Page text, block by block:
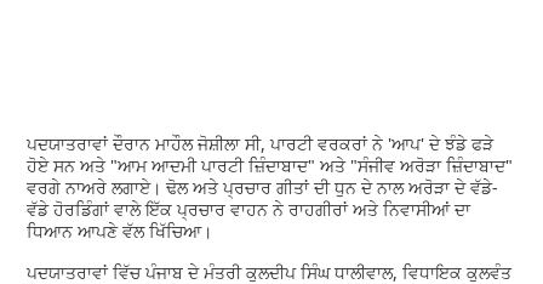
ਪਦਯਾਤਰਾਵਾਂ ਦੌਰਾਨ ਮਾਹੌਲ ਜੋਸ਼ੀਲਾ ਸੀ, ਪਾਰਟੀ ਵਰਕਰਾਂ ਨੇ 'ਆਪ' ਦੇ ਝੰਡੇ ਫੜੇ
ਹੋਏ ਸਨ ਅਤੇ "ਆਮ ਆਦਮੀ ਪਾਰਟੀ ਜ਼ਿੰਦਾਬਾਦ" ਅਤੇ "ਸੰਜੀਵ ਅਰੋੜਾ ਜ਼ਿੰਦਾਬਾਦ"
ਵਰਗੇ ਨਾਅਰੇ ਲਗਾਏ। ਢੋਲ ਅਤੇ ਪ੍ਰਚਾਰ ਗੀਤਾਂ ਦੀ ਧੁਨ ਦੇ ਨਾਲ ਅਰੋੜਾ ਦੇ ਵੱਡੇ-
ਵੱਡੇ ਹੋਰਡਿੰਗਾਂ ਵਾਲੇ ਇੱਕ ਪ੍ਰਚਾਰ ਵਾਹਨ ਨੇ ਰਾਹਗੀਰਾਂ ਅਤੇ ਨਿਵਾਸੀਆਂ ਦਾ
ਧਿਆਨ ਆਪਣੇ ਵੱਲ ਖਿੱਚਿਆ।
ਪਦਯਾਤਰਾਵਾਂ ਵਿੱਚ ਪੰਜਾਬ ਦੇ ਮੰਤਰੀ ਕੁਲਦੀਪ ਸਿੰਘ ਧਾਲੀਵਾਲ, ਵਿਧਾਇਕ ਕੁਲਵੰਤ